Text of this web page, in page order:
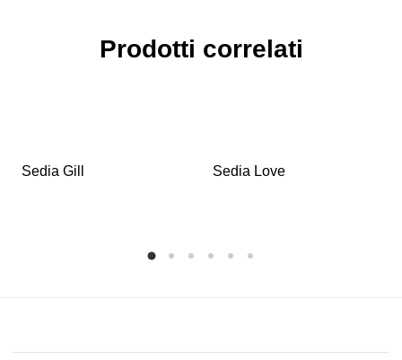
Prodotti correlati
Sedia Gill Sedia Love